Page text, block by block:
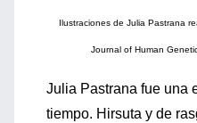
Ilustraciones de Julia Pastrana
Journal of Human
Julia Pastrana fue una
tiempo. Hirsuta y de